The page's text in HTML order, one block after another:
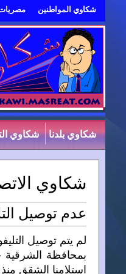
شكاوي المواطنين
شكاوي بلدنا شكاوي
شكاوي
عدم توصيل
لم يتم توصيل
بمحافظة الشرقية
استلامنا الشقق